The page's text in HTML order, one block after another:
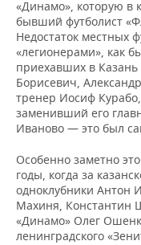
ФИГУРНОЕ
ВОДНЫЕ ВИДЫ
ХОККЕЙ С МЯЧОМ
МЕДИЦИНА
ОБРАЗОВАНИЕ
ПРОИСШЕСТВИЯ
«Динамо», которую в
бывший футболист
Недостаток местных
«легионерами», как
приехавших в
Борисевич,
тренер Иосиф
заменивший его
Иваново — это был
Особенно заметно
годы, когда за
одноклубники Антон
Махиня, Константин
«Динамо» Олег
ленинградского